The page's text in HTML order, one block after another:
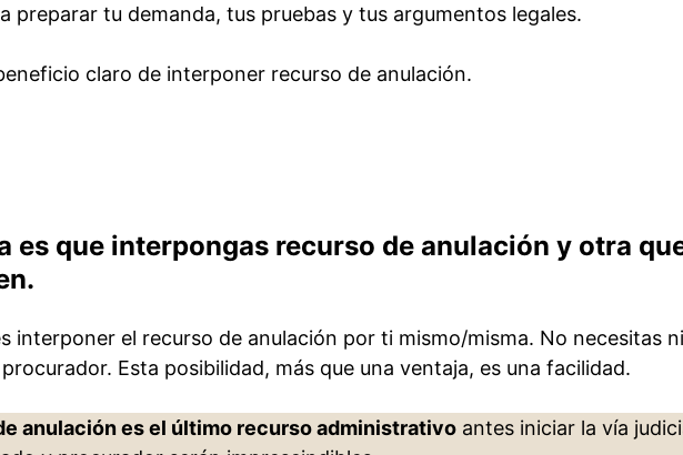
preparar tu demanda, tus pruebas y tus argumentos legales.
claro de interponer recurso de anulación.
es que interpongas recurso de anulación y otra
interponer el recurso de anulación por ti mismo/misma. No necesitas ni
Esta posibilidad, más que una ventaja, es una facilidad.
anulación es el último recurso administrativo antes iniciar la vía